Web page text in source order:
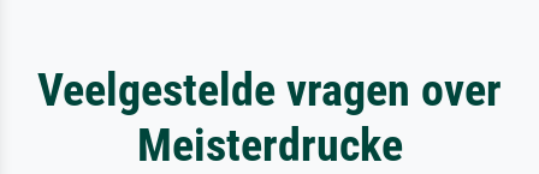
Veelgestelde vragen over
Meisterdrucke